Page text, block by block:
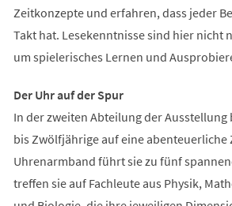
Zeitkonzepte und erfahren, dass jeder
Takt hat. Lesekenntnisse sind hier nicht
um spielerisches Lernen und
Der Uhr auf der Spur
In der zweiten Abteilung der Ausstellung
bis Zwölfjährige auf eine abenteuerliche
Uhrenarmband führt sie zu fünf
treffen sie auf Fachleute aus Physik,